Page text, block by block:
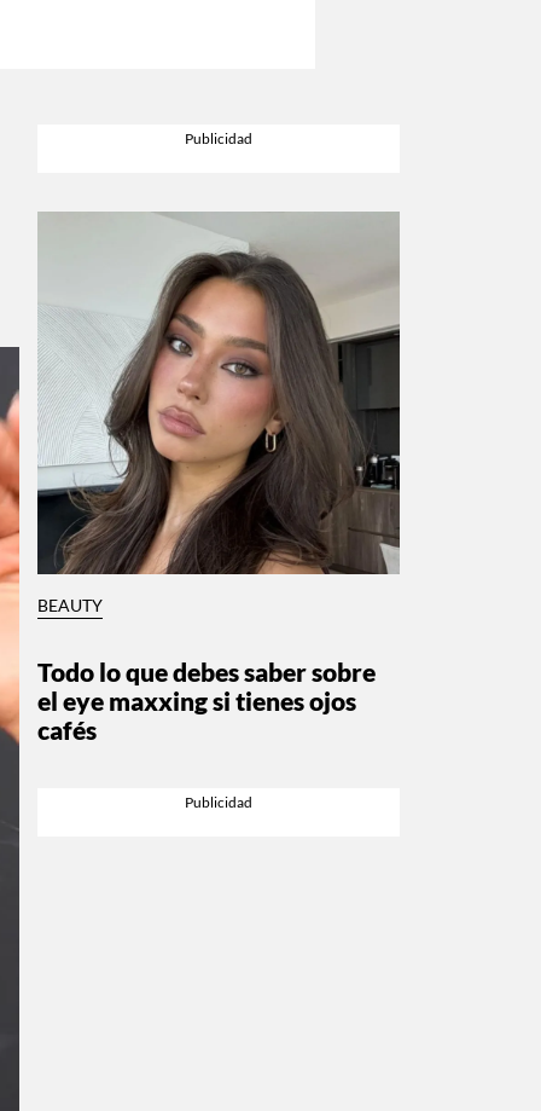
BEAUTY
Todo lo que debes saber sobre
el eye maxxing si tienes ojos
cafés